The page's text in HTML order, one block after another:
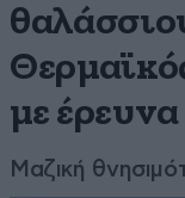
με έρευνα
Μαζική